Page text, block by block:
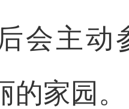
会主动
家园。